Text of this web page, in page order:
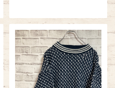
製 ユーロライン ヨーロッパ 古
着